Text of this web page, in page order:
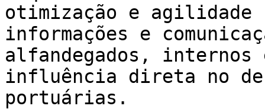
otimização e agilidade
informações e
alfandegados,
influência direta no
portuárias.